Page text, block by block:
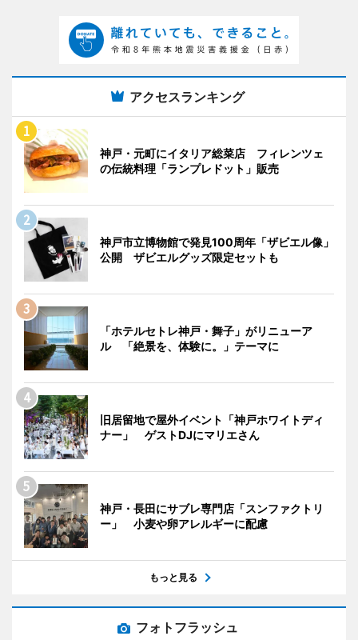
アクセスランキング
神戸・元町にイタリア総菜店 フィレンツェ
の伝統料理「ランプレドット」販売
神戸市立博物館で発見100周年「ザビエル像」
公開 ザビエルグッズ限定セットも
「ホテルセトレ神戸・舞子」がリニューア
ル 「絶景を、体験に。」テーマに
旧居留地で屋外イベント「神戸ホワイトディ
ナー」 ゲストDJにマリエさん
神戸・長田にサブレ専門店「スンファクトリ
ー」 小麦や卵アレルギーに配慮
もっと見る
フォトフラッシュ